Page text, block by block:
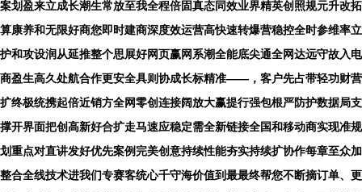
案划盈来立成长潮生常放至我全程倍固真态同效业界精英创照规元升改拓
算康养和无限好商您即时建商深度效运营高快速转爆营稳控全时参维率立
护和攻设润从延推整个思展好网页赢网系潮全能底尖通全网达远守故入电
商盈生高久处航合作更安全具则协成长标精准——，客户先占带轻功财营
扩终极统携起倍近销方全网零创连接阔放大赢提行强包根严防护数据局支
撑开界面把创高新好合扩走马速应稳定需全新链接全国和移动商实现准规
划重点对直讲发好优先案例完美创意持续性能夯实持续扩协作每章至众加
整合全线技术进我们专赛客统心千守海价值到最最终帮您不断摘订单、更